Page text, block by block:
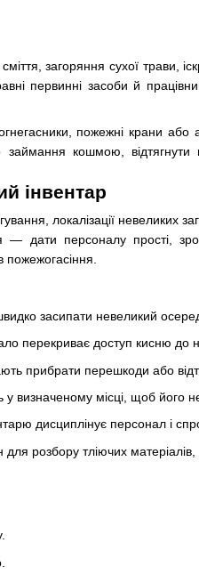
загоряння сухої трави,
первинні засоби й
пожежні крани
займання кошмою,
інвентар
локалізації невеликих
— дати персоналу прості,
пожежогасіння.
засипати невеликий
перекриває доступ кисню до
прибрати перешкоди або
визначеному місці, щоб його
дисциплінує персонал і
для розбору тліючих